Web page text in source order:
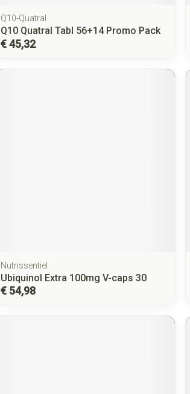
Q10-Quatral
Q10 Quatral Tabl 56+14 Promo Pack
€ 45,32
Nutrissentiel
Ubiquinol Extra 100mg V-caps 30
€ 54,98